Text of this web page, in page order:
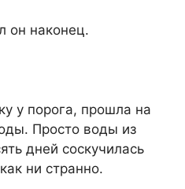
он наконец.
у порога, прошла на
Просто воды из
дней соскучилась
ни странно.